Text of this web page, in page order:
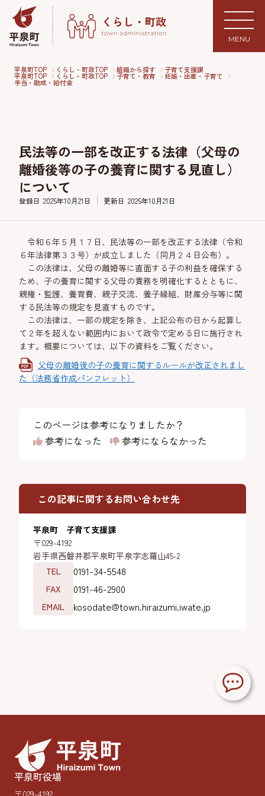
MENU
平泉町TOP くらし・町政TOP 組織から探す 子育て支援課
平泉町TOP くらし・町政TOP 子育て・教育 妊娠・出産・子育て
手当・助成・給付金
民法等の一部を改正する法律（父母の
離婚後等の子の養育に関する見直し）
について
登録日 2025年10月21日 更新日 2025年10月21日
令和６年５月１７日、民法等の一部を改正する法律（令和
６年法律第３３号）が成立しました（同月２４日公布）。
この法律は、父母の離婚等に直面する子の利益を確保する
ため、子の養育に関する父母の責務を明確化するとともに、
親権・監護、養育費、親子交流、養子縁組、財産分与等に関
する民法等の規定を見直すものです。
この法律は、一部の規定を除き、上記公布の日から起算し
て２年を超えない範囲内において政令で定める日に施行され
ます。概要については、以下の資料をご覧ください。
父母の離婚後の子の養育に関するルールが改正されまし
た（法務省作成パンフレット）
このページは参考になりましたか？
参考になった
参考にならなかった
この記事に関するお問い合わせ先
平泉町 子育て支援課
〒029-4192
岩手県西磐井郡平泉町平泉字志羅山45-2
TEL
0191-34-5548
FAX 0191-46-2900
EMAIL kosodate@town.hiraizumi.iwate.jp
平泉町役場